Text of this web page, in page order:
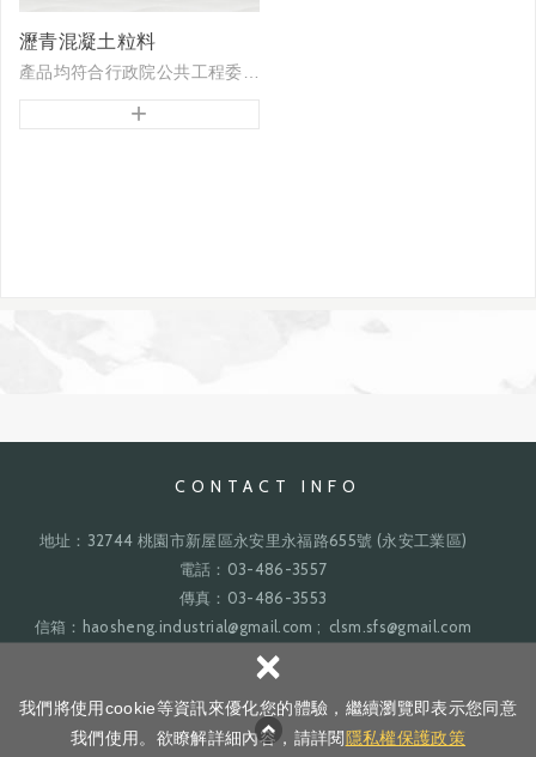
我們將使用cookie等資訊來優化您的體驗，繼續瀏覽即表示您同意
我們使用。欲瞭解詳細內容，請詳閱 隱私權保護政策
×
瀝青混凝土粒料
+
CONTACT INFO
地址：32744 桃園市新屋區永安里永福路655號 (永安工業區)
電話：03-486-3557
傳真：03-486-3553
信箱：haosheng.industrial@gmail.com ; clsm.sfs@gmail.com
Copyright © 皓勝工業股份有限公司 All Rights Reserved. 隱私權政策網
頁設計 : 新視野